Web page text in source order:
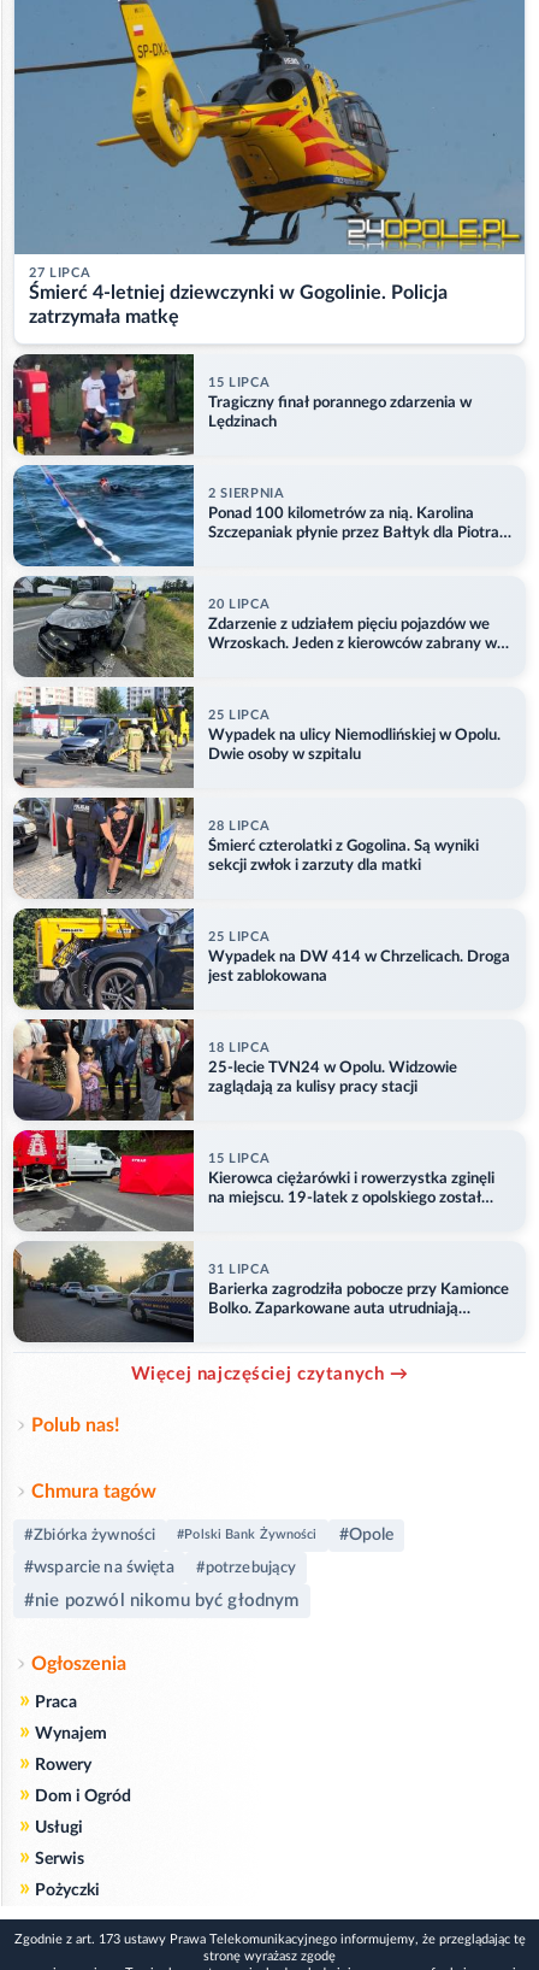
27 LIPCA
Śmierć 4-letniej dziewczynki w Gogolinie. Policja
zatrzymała matkę
15 LIPCA
Tragiczny finał porannego zdarzenia w
Lędzinach
2 SIERPNIA
Ponad 100 kilometrów za nią. Karolina
Szczepaniak płynie przez Bałtyk dla Piotra.
20 LIPCA
Zdarzenie z udziałem pięciu pojazdów we
Wrzoskach. Jeden z kierowców zabrany w
25 LIPCA
Wypadek na ulicy Niemodlińskiej w Opolu.
Dwie osoby w szpitalu
28 LIPCA
Śmierć czterolatki z Gogolina. Są wyniki
sekcji zwłok i zarzuty dla matki
25 LIPCA
Wypadek na DW 414 w Chrzelicach. Droga
jest zablokowana
18 LIPCA
25-lecie TVN24 w Opolu. Widzowie
zaglądają za kulisy pracy stacji
15 LIPCA
Kierowca ciężarówki i rowerzystka zginęli
na miejscu. 19-latek z opolskiego został
31 LIPCA
Barierka zagrodziła pobocze przy Kamionce
Bolko. Zaparkowane auta utrudniają
Więcej najczęściej czytanych →
Polub nas!
Chmura tagów
#Zbiórka żywności #Polski Bank Żywności
#Opole
#wsparcie na święta
#potrzebujący
#nie pozwól nikomu być głodnym
Ogłoszenia
» Praca
» Wynajem
» Rowery
» Dom i Ogród
» Usługi
» Serwis
» Pożyczki
Zgodnie z art. 173 ustawy Prawa Telekomunikacyjnego informujemy, że przeglądając tę
stronę wyrażasz zgodę